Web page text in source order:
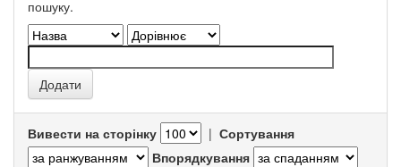
пошуку.
Вивести на сторінку | Сортування
Впорядкування